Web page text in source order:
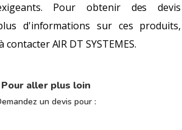
Pour obtenir des devis
d'informations sur ces produits,
AIR DT SYSTEMES.
Pour aller plus loin
un devis pour :